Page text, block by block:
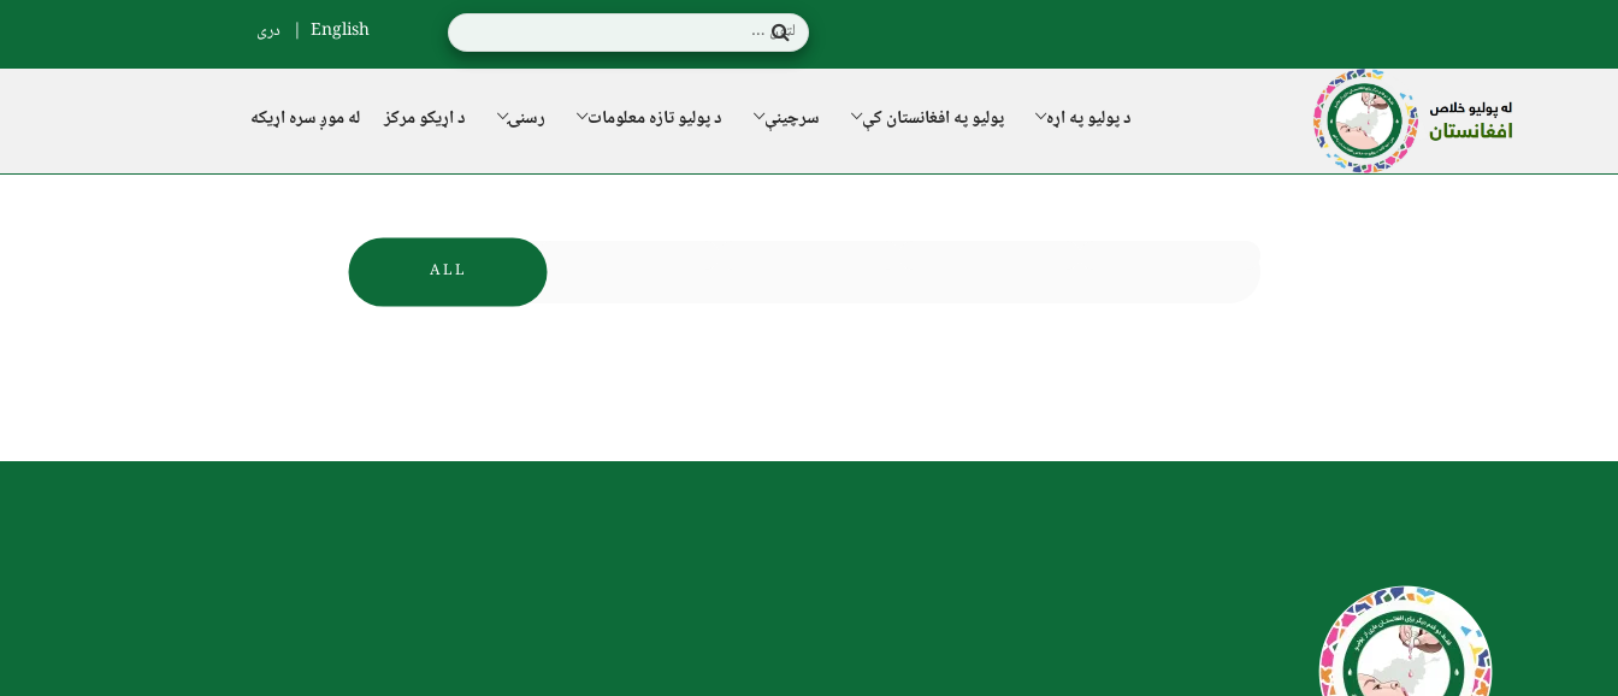
English دری
د پولیو په اړه پولیو په افغانستان کې سرچینې د پولیو تازه معلومات رسنۍ د اړیکو مرکز له موږ سره اړیکه
ALL